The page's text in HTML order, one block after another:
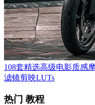
108套精选高级电影质感
滤镜剪映LUTs
热门 教程